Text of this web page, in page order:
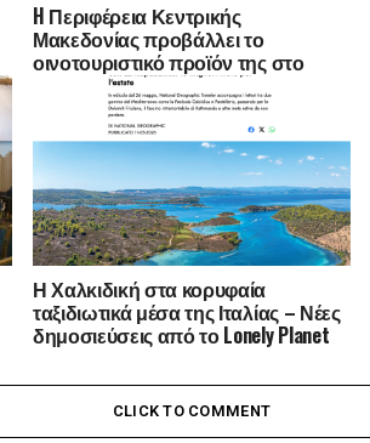
H Περιφέρεια Κεντρικής
Μακεδονίας προβάλλει το
οινοτουριστικό προϊόν της στο
Ηνωμένο Βασίλειο και την
Αυστραλία -Ταξίδι εξοικείωσης
εκπροσώπων της οινικής
δημοσιογραφίας
Η Χαλκιδική στα κορυφαία
ταξιδιωτικά μέσα της Ιταλίας – Νέες
δημοσιεύσεις από το Lonely Planet
Traveler Italia
CLICK TO COMMENT